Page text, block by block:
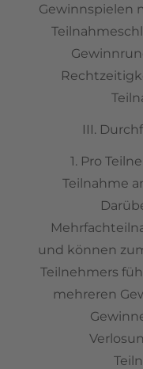
Gewinnspielen
III.
1. Pro
Teilnahme
und können
Teilnehmers
mehreren